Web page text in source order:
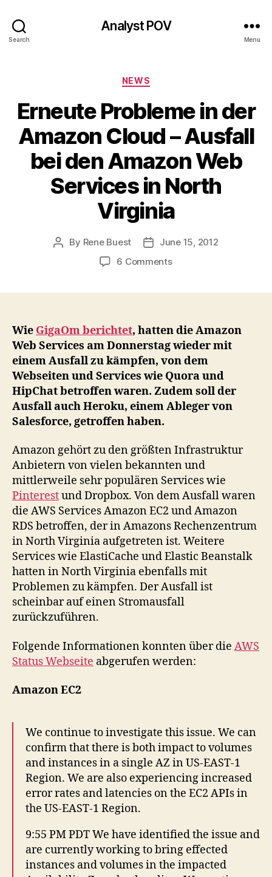
Search
Analyst POV
Menu
Categories
NEWS
Erneute Probleme in der
Amazon Cloud – Ausfall
bei den Amazon Web
Services in North
Virginia
Post
By Rene Buest
PostJune 15, 2012
6 Commentson
Amazon
Cloud
Ausfall
bei
den
Amazon
in
North
Virginia
Wie GigaOm berichtet, hatten die Amazon
Web Services am Donnerstag wieder mit
einem Ausfall zu kämpfen, von dem
Webseiten und Services wie Quora und
HipChat betroffen waren. Zudem soll der
Ausfall auch Heroku, einem Ableger von
Salesforce, getroffen haben.
Amazon gehört zu den größten Infrastruktur
Anbietern von vielen bekannten und
mittlerweile sehr populären Services wie
Pinterestund Dropbox. Von dem Ausfall waren
die AWS Services Amazon EC2 und Amazon
RDS betroffen, der in Amazons Rechenzentrum
in North Virginia aufgetreten ist. Weitere
Services wie ElastiCache und Elastic Beanstalk
hatten in North Virginia ebenfalls mit
Problemen zu kämpfen. Der Ausfall ist
scheinbar auf einen Stromausfall
zurückzuführen.
Folgende Informationen konnten über die AWS
Status Webseite abgerufen werden:
Amazon EC2
We continue to investigate this issue. We can
confirm that there is both impact to volumes
and instances in a single AZ in US-EAST-1
Region. We are also experiencing increased
error rates and latencies on the EC2 APIs in
the US-EAST-1 Region.
9:55 PM PDT We have identified the issue and
are currently working to bring effected
instances and volumes in the impacted